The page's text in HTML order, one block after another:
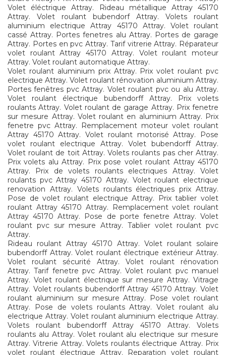
Volet éléctrique Attray. Rideau métallique Attray 45170
Attray. Volet roulant bubendorf Attray. Volets roulant
aluminium electrique Attray 45170 Attray. Volet roulant
cassé Attray. Portes fenetres alu Attray. Portes de garage
Attray. Portes en pvc Attray. Tarif vitrerie Attray. Réparateur
volet roulant Attray 45170 Attray. Volet roulant moteur
Attray. Volet roulant automatique Attray.
Volet roulant aluminium prix Attray. Prix volet roulant pvc
electrique Attray. Volet roulant rénovation aluminium Attray.
Portes fenêtres pvc Attray. Volet roulant pvc ou alu Attray.
Volet roulant électrique bubendorff Attray. Prix volets
roulants Attray. Volet roulant de garage Attray. Prix fenetre
sur mesure Attray. Volet roulant en aluminium Attray. Prix
fenetre pvc Attray. Remplacement moteur volet roulant
Attray 45170 Attray. Volet roulant motorisé Attray. Pose
volet roulant electrique Attray. Volet bubendorff Attray.
Volet roulant de toit Attray. Volets roulants pas cher Attray.
Prix volets alu Attray. Prix pose volet roulant Attray 45170
Attray. Prix de volets roulants electriques Attray. Volet
roulants pvc Attray 45170 Attray. Volet roulant electrique
renovation Attray. Volets roulants électriques prix Attray.
Pose de volet roulant electrique Attray. Prix tablier volet
roulant Attray 45170 Attray. Remplacement volet roulant
Attray 45170 Attray. Pose de porte fenetre Attray. Volet
roulant pvc sur mesure Attray. Tablier volet roulant pvc
Attray.
Rideau roulant Attray 45170 Attray. Volet roulant solaire
bubendorff Attray. Volet roulant électrique extérieur Attray.
Volet roulant sécurité Attray. Volet roulant rénovation
Attray. Tarif fenetre pvc Attray. Volet roulant pvc manuel
Attray. Volet roulant électrique sur mesure Attray. Vitrage
Attray. Volet roulants bubendorff Attray 45170 Attray. Volet
roulant aluminium sur mesure Attray. Pose volet roulant
Attray. Pose de volets roulants Attray. Volet roulant alu
electrique Attray. Volet roulant aluminium electrique Attray.
Volets roulant bubendorff Attray 45170 Attray. Volets
roulants alu Attray. Volet roulant alu electrique sur mesure
Attray. Vitrerie Attray. Volets roulants électrique Attray. Prix
volet roulant électrique Attray. Reparation volet roulant